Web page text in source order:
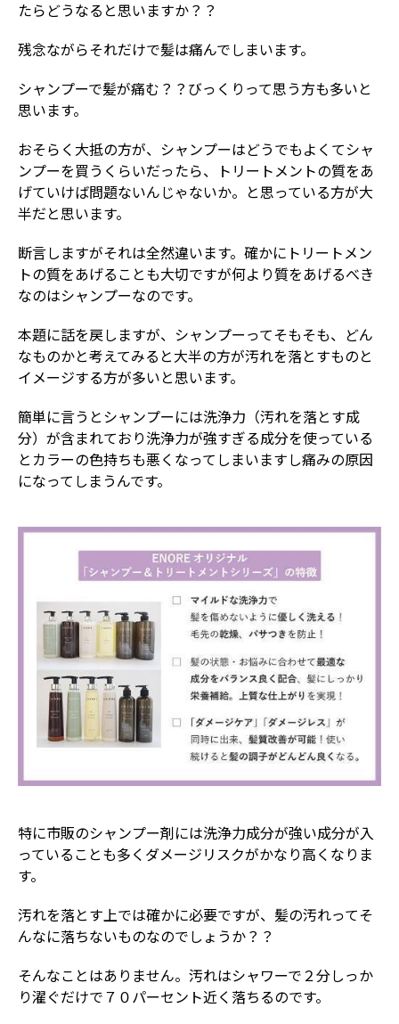
たらどうなると思いますか？？
残念ながらそれだけで髪は痛んでしまいます。
シャンプーで髪が痛む？？びっくりって思う方も多いと
思います。
おそらく大抵の方が、シャンプーはどうでもよくてシャ
ンプーを買うくらいだったら、トリートメントの質をあ
げていけば問題ないんじゃないか。と思っている方が大
半だと思います。
断言しますがそれは全然違います。確かにトリートメン
トの質をあげることも大切ですが何より質をあげるべき
なのはシャンプーなのです。
本題に話を戻しますが、シャンプーってそもそも、どん
なものかと考えてみると大半の方が汚れを落とすものと
イメージする方が多いと思います。
簡単に言うとシャンプーには洗浄力（汚れを落とす成
分）が含まれており洗浄力が強すぎる成分を使っている
とカラーの色持ちも悪くなってしまいますし痛みの原因
になってしまうんです。
特に市販のシャンプー剤には洗浄力成分が強い成分が入
っていることも多くダメージリスクがかなり高くなりま
す。
汚れを落とす上では確かに必要ですが、髪の汚れってそ
んなに落ちないものなのでしょうか？？
そんなことはありません。汚れはシャワーで２分しっか
り濯ぐだけで７０パーセント近く落ちるのです。